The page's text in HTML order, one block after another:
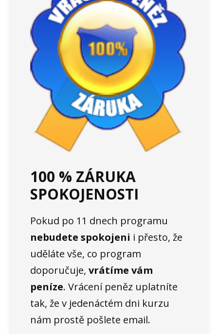
100 % ZÁRUKA
SPOKOJENOSTI
Pokud po 11 dnech programu
nebudete spokojeni i přesto, že
uděláte vše, co program
doporučuje,vrátíme vám
peníze. Vrácení peněz uplatníte
tak, že v jedenáctém dni kurzu
nám prostě pošlete email.